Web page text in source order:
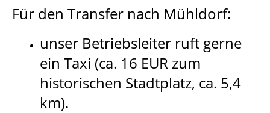
Für den Transfer nach Mühldorf:
unser Betriebsleiter ruft gerne
ein Taxi (ca. 16 EUR zum
historischen Stadtplatz, ca. 5,4
km).